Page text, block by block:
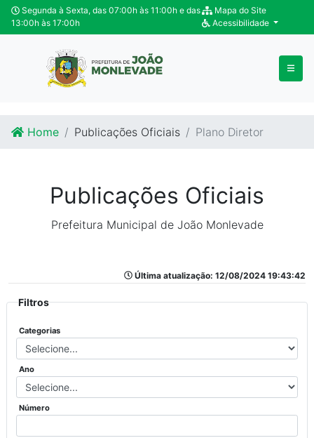
Ir para o conteúdo
Ir para o fim do conteúdo
Segunda à Sexta, das 07:00h às 11:00h e das
13:00h às 17:00h
Mapa do Site
Acessibilidade
Home Publicações Oficiais Plano Diretor
Publicações Oficiais
Prefeitura Municipal de João Monlevade
Última atualização: 12/08/2024 19:43:42
Filtros
Categorias
Ano
Número